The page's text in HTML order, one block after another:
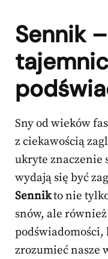
Sennik
tajemnic
Sny od wieków
z ciekawością
ukryte znaczenie
wydają się być
Sennikto nie
snów, ale
zrozumieć nasze